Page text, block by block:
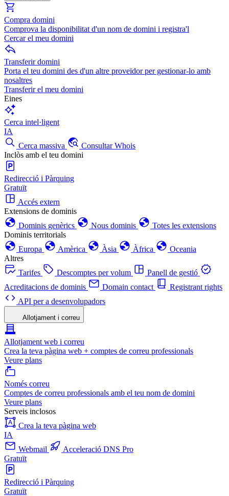
Compra domini
Comprova la disponibilitat d'un nom de domini i registra'l
Cercar el meu domini
Transferir domini
Porta el teu domini des d'un altre proveïdor per gestionar-lo amb
nosaltres
Transferir el meu domini
Eines
Cerca intel·ligent
IA
Cerca massiva
Consultar Whois
Inclòs amb el teu domini
Redirecció i Pàrquing
Gratuït
Accés extern
Extensions de dominis
Dominis genèrics
Nous dominis
Totes les extensions
Dominis territorials
Europa
Amèrica Àsia Àfrica
Oceania
Altres
Tarifes
Descomptes per volum
Panell de gestió
Acreditacions de dominis
Domain contact
Registrant rights
API per a desenvolupadors
Allotjament i correu
Allotjament web i correu
Crea la teva pàgina web + comptes de correu professionals
Veure plans
Només correu
Comptes de correu professionals amb el teu nom de domini
Veure plans
Serveis inclosos
Crea la teva pàgina web
IA
Webmail
Acceleració DNS Pro
Gratuït
Redirecció i Pàrquing
Gratuït